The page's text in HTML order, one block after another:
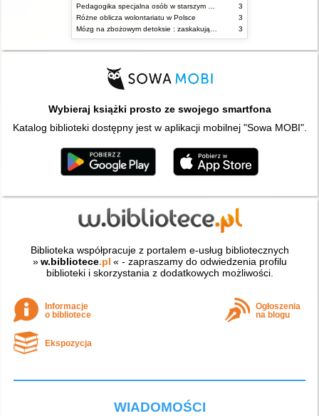
3
Różne oblicza wolontariatu w Polsce
3
3
Wybieraj książki prosto ze swojego smartfona
Katalog biblioteki dostępny jest w aplikacji mobilnej "Sowa MOBI".
Biblioteka współpracuje z portalem e-usług bibliotecznych
» w.bibliotece.pl « - zapraszamy do odwiedzenia profilu
biblioteki i skorzystania z dodatkowych możliwości.
Informacje
o bibliotece
Ogłoszenia
na blogu
Ekspozycja
WIADOMOŚCI